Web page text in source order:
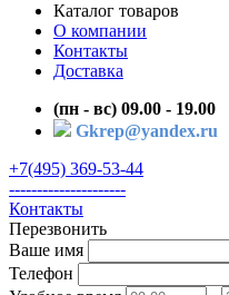
Каталог товаров
О компании
Контакты
Доставка
(пн - вс) 09.00 - 19.00
Gkrep@yandex.ru
+7(495) 369-53-44
---------------------
Контакты
Перезвонить
Ваше имя
Телефон